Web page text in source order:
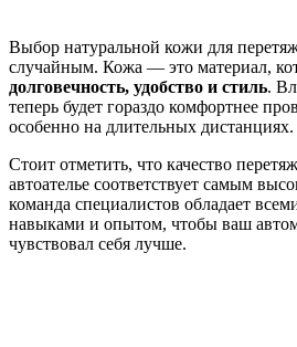
Выбор натуральной кожи для
случайным. Кожа — это материал,
долговечность, удобство и стиль.
теперь будет гораздо комфортнее
особенно на длительных дистанциях.
Стоит отметить, что качество
автоателье соответствует самым
команда специалистов обладает
навыками и опытом, чтобы ваш
чувствовал себя лучше.